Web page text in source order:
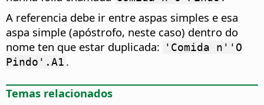
A referencia debe ir entre aspas simples e esa
aspa simple (apóstrofo, neste caso) dentro do
nome ten que estar duplicada:
'Comida n''O
Pindo'.A1 .
Temas relacionados